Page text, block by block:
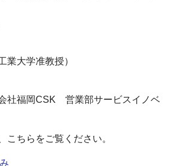
大学准教授）
社福岡CSK 営業部サービスイノベ
こちらをご覧ください。